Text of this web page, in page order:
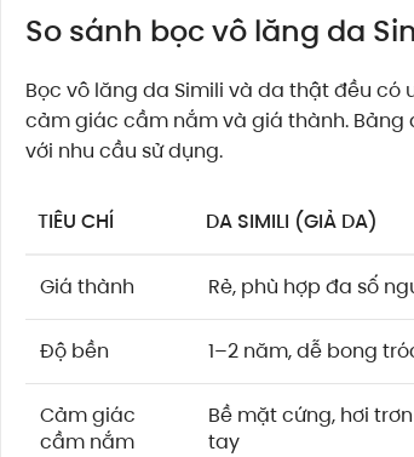
So sánh bọc vô lăng da
Bọc vô lăng da Simili và da thật đều có
cảm giác cầm nắm và giá thành. Bảng
với nhu cầu sử dụng.
TIÊU CHÍ DA SIMILI (GIẢ DA)
Giá thành Rẻ, phù hợp đa số
Độ bền 1–2 năm, dễ bong
Cảm giác
cầm nắm
Bề mặt cứng, hơi
tay